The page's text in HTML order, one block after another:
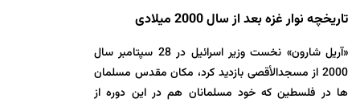
تاریخچه نوار غزه بعد از سال 2000 میلادی
«آریل شارون» نخست وزیر اسرائیل در 28 سپتامبر سال
2000 از مسجدالأقصی بازدید کرد، مکان مقدس مسلمان
ها در فلسطین که خود مسلمانان هم در این دوره از